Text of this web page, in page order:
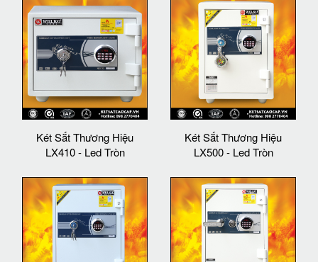
Két Sắt Thương Hiệu
LX410 - Led Tròn
Két Sắt Thương Hiệu
LX500 - Led Tròn